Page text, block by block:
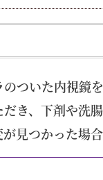
ついた内視鏡
き、下剤や洗
見つかった場